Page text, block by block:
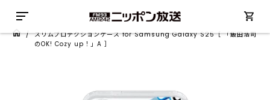
/スリムプロテクションケース for Samsung Galaxy S25［ 「飯田浩司
のOK! Cozy up！」A ］